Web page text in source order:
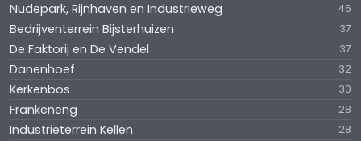
Nudepark, Rijnhaven en Industrieweg 46
Bedrijventerrein Bijsterhuizen 37
De Faktorij en De Vendel 37
Danenhoef 32
Kerkenbos 30
Frankeneng 28
Industrieterrein Kellen 28